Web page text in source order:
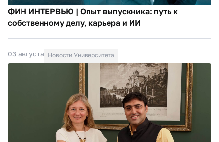
ФИН ИНТЕРВЬЮ | Опыт выпускника: путь к
собственному делу, карьера и ИИ
03 августа Новости Университета